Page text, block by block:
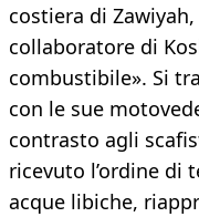
costiera di
collaboratore di
combustibile». Si
con le sue
contrasto agli
ricevuto l’ordine di
acque libiche,